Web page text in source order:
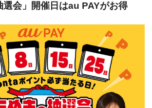
選会」開催日はau PAYがお得